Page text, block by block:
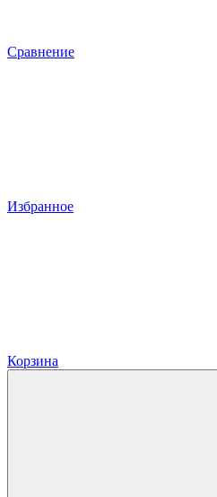
Сравнение
Избранное
Корзина